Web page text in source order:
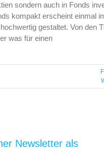
sondern auch in Fonds
kompakt erscheint einmal
gestaltet. Von den
was für einen
Newsletter als